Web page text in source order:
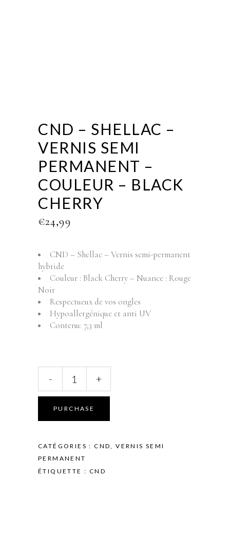
CND – SHELLAC –
VERNIS SEMI
PERMANENT –
COULEUR – BLACK
CHERRY
€24,99
CND – Shellac – Vernis semi-permanent
hybride
Couleur : Black Cherry – Nuance : Rouge
Noir
Respectueux de vos ongles
Hypoallergénique et anti UV
Contenu: 7,3 ml
Shellac
Vernis
permanent
-
Couleur
- +
PURCHASE
CATÉGORIES :CND,VERNIS SEMI
PERMANENT
ÉTIQUETTE : CND